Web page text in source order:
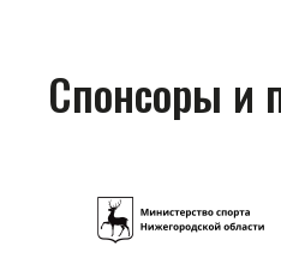
Спонсоры и